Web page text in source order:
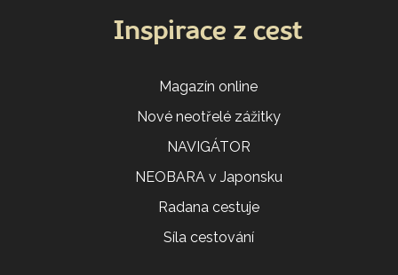
Inspirace z cest
Magazín online
Nové neotřelé zážitky
NAVIGÁTOR
NEOBARA v Japonsku
Radana cestuje
Síla cestování